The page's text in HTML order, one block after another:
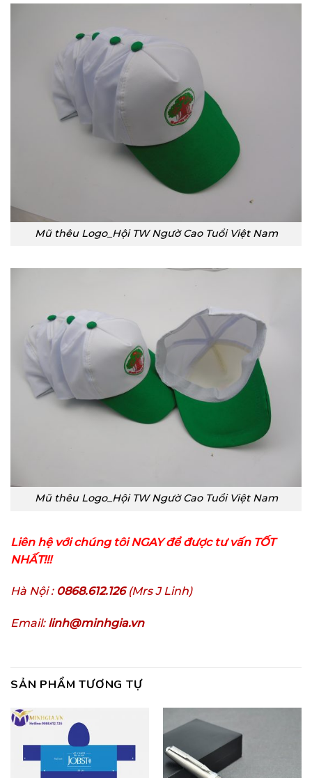
Mũ thêu Logo_Hội TW Ngườ Cao Tuổi Việt Nam
Mũ thêu Logo_Hội TW Ngườ Cao Tuổi Việt Nam
Liên hệ với chúng tôi NGAY để được tư vấn TỐT
NHẤT!!!
Hà Nội : 0868.612.126 (Mrs J Linh)
Email: linh@minhgia.vn
SẢN PHẨM TƯƠNG TỰ